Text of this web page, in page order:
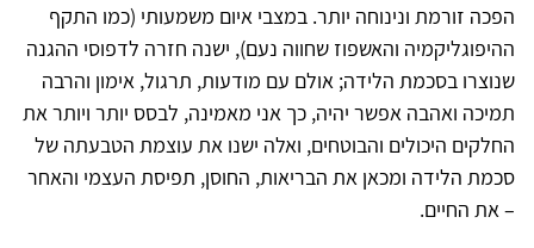
הפכה זורמת ונינוחה יותר. במצבי איום משמעותי (כמו התקף
ההיפוגליקמיה והאשפוז שחווה נעם), ישנה חזרה לדפוסי ההגנה
שנוצרו בסכמת הלידה; אולם עם מודעות, תרגול, אימון והרבה
תמיכה ואהבה אפשר יהיה, כך אני מאמינה, לבסס יותר ויותר את
החלקים היכולים והבוטחים, ואלה ישנו את עוצמת הטבעתה של
סכמת הלידה ומכאן את הבריאות, החוסן, תפיסת העצמי והאחר
– את החיים.